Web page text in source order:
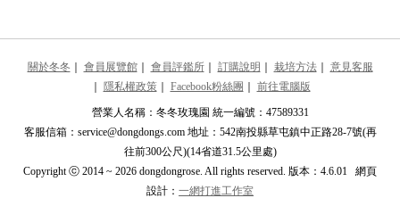
關於冬冬 ｜ 會員展覽館｜ 會員評鑑所｜ 訂購說明 ｜ 栽培方法｜ 意見客服
｜ 隱私權政策｜ Facebook粉絲團 ｜ 前往電腦版
營業人名稱：冬冬玫瑰園 統一編號：47589331
客服信箱：service@dongdongs.com 地址：542南投縣草屯鎮中正路28-7號(再
往前300公尺)(14省道31.5公里處)
Copyright ⓒ 2014 ~ 2026 dongdongrose. All rights reserved. 版本：4.6.01 網頁
設計： 一網打進工作室